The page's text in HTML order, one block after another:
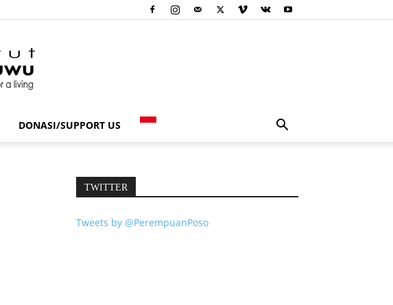
DONASI/SUPPORT US
TWITTER
Tweets by @PerempuanPoso